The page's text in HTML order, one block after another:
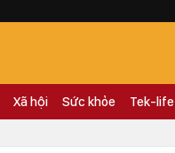
Xã hội Sức khỏe Tek-life